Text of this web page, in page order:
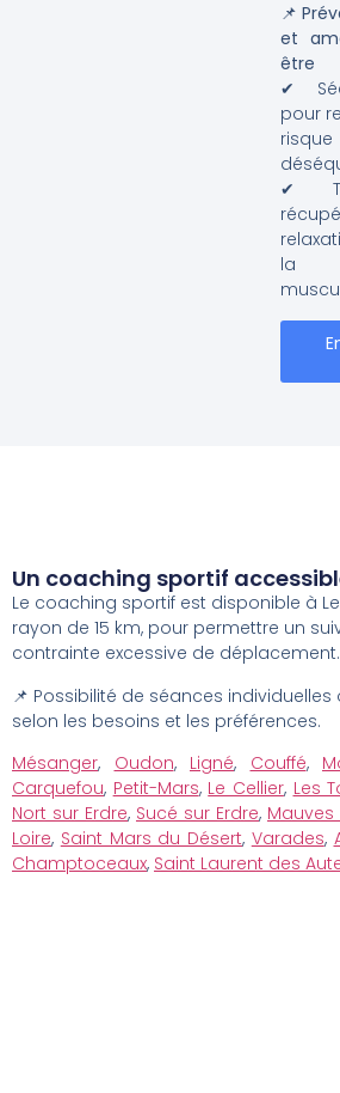
📌
et
être
✔
pour
✔
la
Un coaching sportif
Le coaching sportif est disponible à
rayon de 15 km, pour permettre un
contrainte excessive de déplacement.
📌 Possibilité de séances
selon les besoins et les préférences.
Mésanger, Oudon, Ligné, Couffé,
Carquefou, Petit-Mars, Le Cellier, Les
Nort sur Erdre, Sucé sur Erdre, Mauves
Loire, Saint Mars du Désert, Varades,
Champtoceaux, Saint Laurent des